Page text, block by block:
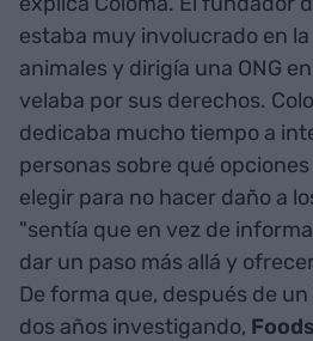
estaba muy involucrado en
animales y dirigía una ONG
velaba por sus derechos.
dedicaba mucho tiempo a
personas sobre qué
elegir para no hacer daño a
"sentía que en vez de
dar un paso más allá y
De forma que, después de
dos años investigando,